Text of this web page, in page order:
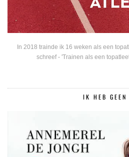
In 2018 trainde ik 16 weken als een
schreef - 'Trainen als een
IK HEB GEEN